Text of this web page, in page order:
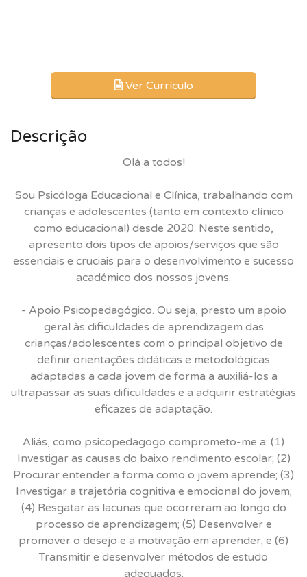
Ver Currículo
Descrição
Olá a todos!
Sou Psicóloga Educacional e Clínica, trabalhando com
crianças e adolescentes (tanto em contexto clínico
como educacional) desde 2020. Neste sentido,
apresento dois tipos de apoios/serviços que são
essenciais e cruciais para o desenvolvimento e sucesso
académico dos nossos jovens.
- Apoio Psicopedagógico. Ou seja, presto um apoio
geral às dificuldades de aprendizagem das
crianças/adolescentes com o principal objetivo de
definir orientações didáticas e metodológicas
adaptadas a cada jovem de forma a auxiliá-los a
ultrapassar as suas dificuldades e a adquirir estratégias
eficazes de adaptação.
Aliás, como psicopedagogo comprometo-me a: (1)
Investigar as causas do baixo rendimento escolar; (2)
Procurar entender a forma como o jovem aprende; (3)
Investigar a trajetória cognitiva e emocional do jovem;
(4) Resgatar as lacunas que ocorreram ao longo do
processo de aprendizagem; (5) Desenvolver e
promover o desejo e a motivação em aprender; e (6)
Transmitir e desenvolver métodos de estudo
adequados.